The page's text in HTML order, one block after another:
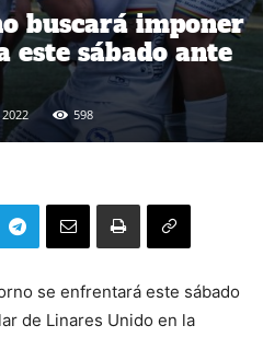
buscará imponer
este sábado ante
598
se enfrentará este sábado
de Linares Unido en la